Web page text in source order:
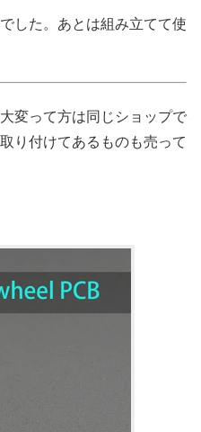
した。あとは組み立てて使
変って方は同じショップで
り付けてあるものも売って